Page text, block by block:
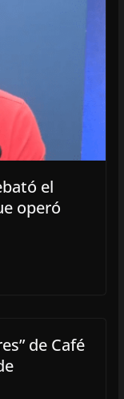
el
operó
de Café